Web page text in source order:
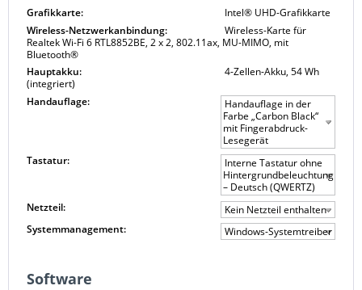
Grafikkarte:
Intel® UHD-Grafikkarte
Wireless-Netzwerkanbindung:
Wireless-Karte für
Realtek Wi-Fi 6 RTL8852BE, 2 x 2, 802.11ax, MU-MIMO, mit
Bluetooth®
Hauptakku:
4-Zellen-Akku, 54 Wh
(integriert)
Handauflage:
Handauflage in der
Farbe „Carbon Black“
mit Fingerabdruck-
Lesegerät
Tastatur:
Interne Tastatur ohne
Hintergrundbeleuchtung
– Deutsch (QWERTZ)
Netzteil:
Kein Netzteil enthalten
Systemmanagement:
Windows-Systemtreiber
Software